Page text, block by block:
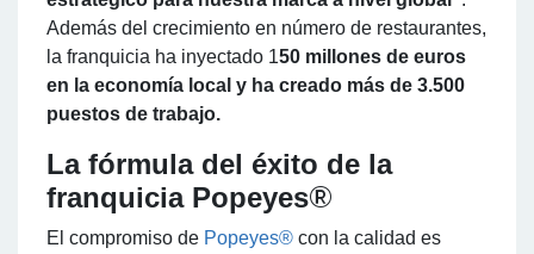
Además del crecimiento en número de restaurantes,
la franquicia ha inyectado 150 millones de euros
en la economía local y ha creado más de 3.500
puestos de trabajo.
La fórmula del éxito de la
franquicia Popeyes®
El compromiso de Popeyes® con la calidad es